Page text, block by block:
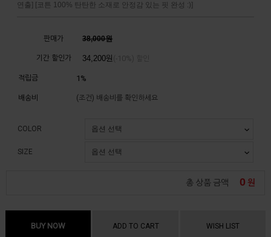
연출] [코튼 100% 탄탄한 소재로 안정감 있는 핏 완성 :)]
판매가 38,000원
기간 할인가 34,200원
적립금 1%
배송비 (조건) 배송비를 확인하세요
COLOR
SIZE
총 상품 금액 0 원
BUY NOW ADD TO CART WISH LIST